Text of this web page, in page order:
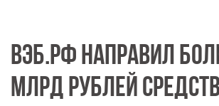
ВЭБ.РФ НАПРАВИЛ
МЛРД РУБЛЕЙ